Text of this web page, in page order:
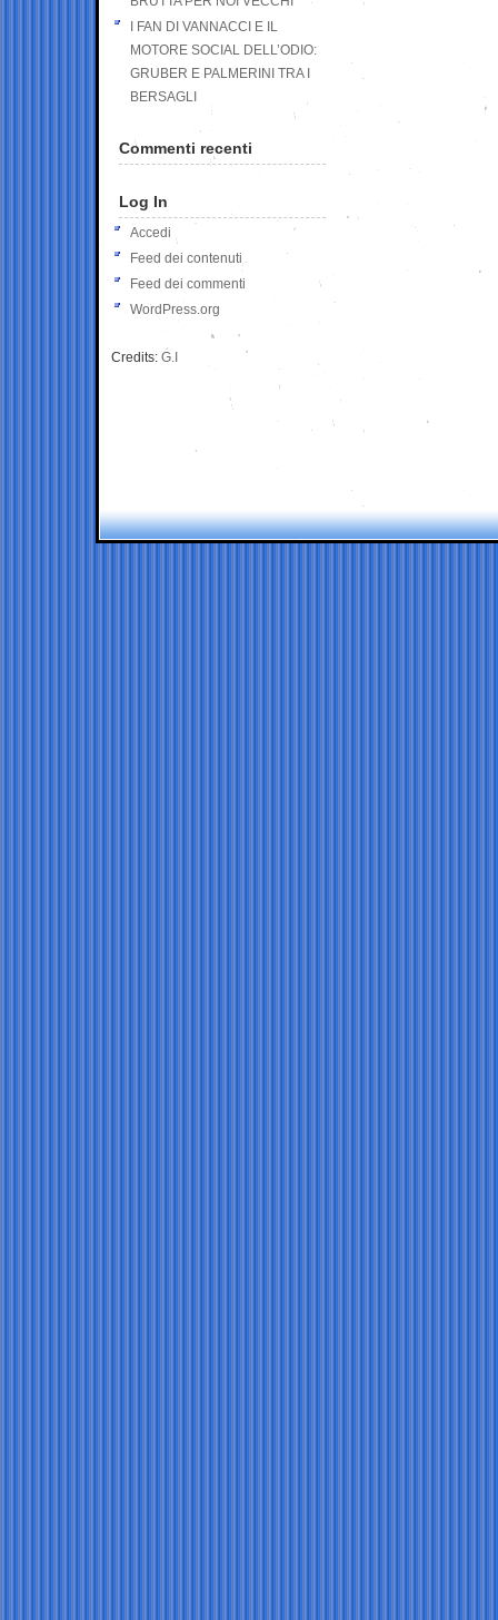
I FAN DI VANNACCI E IL
MOTORE SOCIAL DELL’ODIO:
GRUBER E PALMERINI TRA I
BERSAGLI
Commenti recenti
Log In
Accedi
Feed dei contenuti
Feed dei commenti
WordPress.org
Credits: G.I